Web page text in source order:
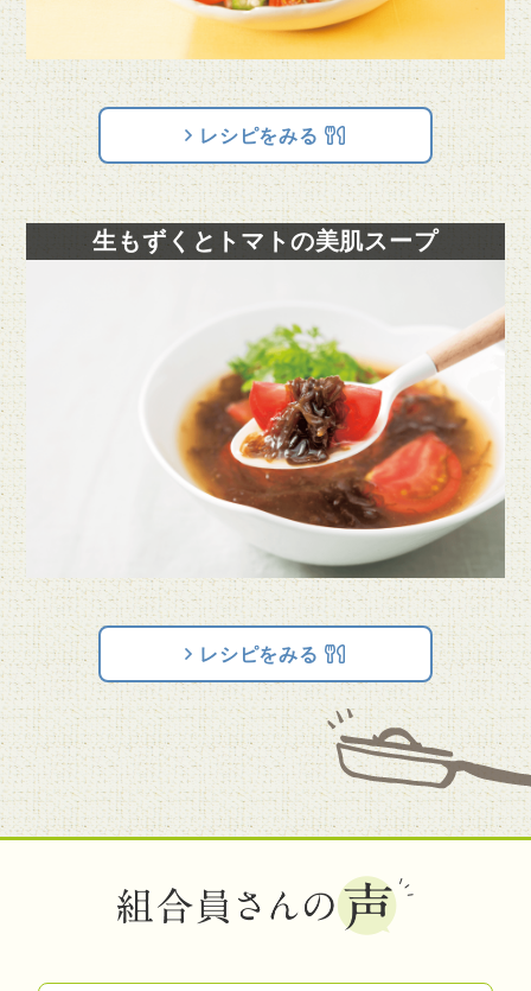
レシピをみる
生もずくとトマトの美肌スープ
レシピをみる